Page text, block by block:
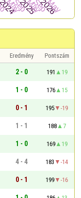
Eredmény
Pontszám
2 - 0 191
19
1 - 0 176
15
0 - 1 195
-19
1 - 1 188
7
1 - 0 169
19
4 - 4 183
-14
0 - 1 199
-16